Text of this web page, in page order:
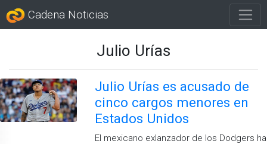
Cadena Noticias
Julio Urías
Julio Urías es acusado de
cinco cargos menores en
Estados Unidos
El mexicano exlanzador de los Dodgers ha